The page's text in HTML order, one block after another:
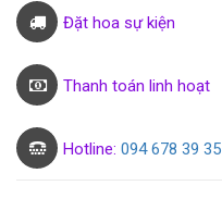
Đặt hoa sự kiện
Thanh toán linh hoạt
Hotline: 094 678 39 35